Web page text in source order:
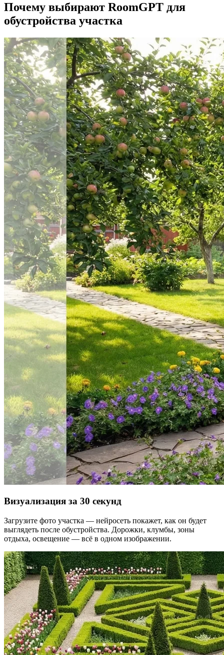
Почему выбирают RoomGPT для
обустройства участка
Визуализация за 30 секунд
Загрузите фото участка — нейросеть покажет, как он будет
выглядеть после обустройства. Дорожки, клумбы, зоны
отдыха, освещение — всё в одном изображении.